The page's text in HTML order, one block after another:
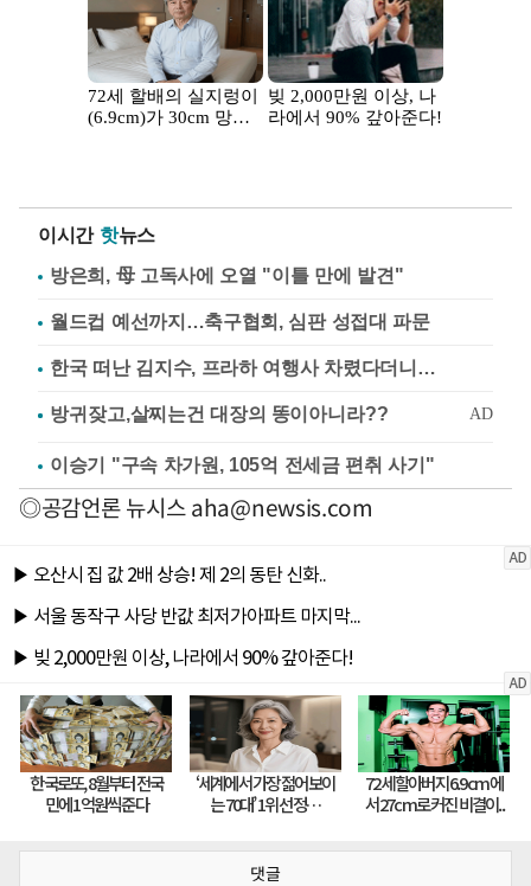
이시간 핫뉴스
방은희, 母 고독사에 오열 "이틀 만에 발견"
월드컵 예선까지…축구협회, 심판 성접대 파문
한국 떠난 김지수, 프라하 여행사 차렸다더니…
이승기 "구속 차가원, 105억 전세금 편취 사기"
◎공감언론 뉴시스aha@newsis.com
댓글